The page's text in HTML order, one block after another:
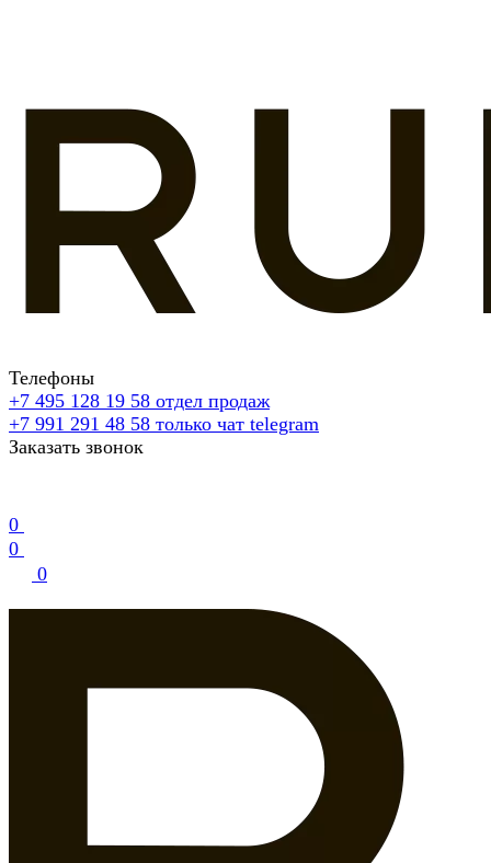
Телефоны
+7 495 128 19 58 отдел продаж
+7 991 291 48 58 только чат telegram
Заказать звонок
0
0
0